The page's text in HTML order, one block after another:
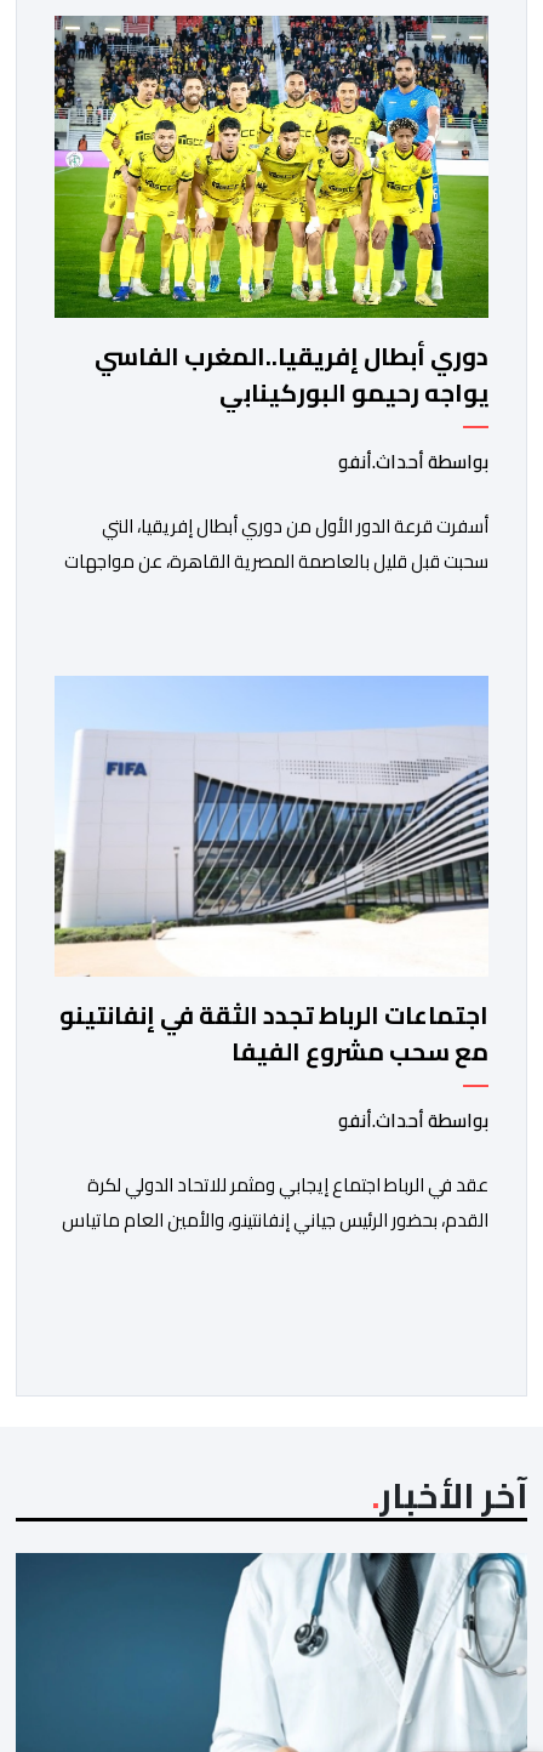
ووسط القارة. ​وسيكون نادي الرجاء الرياضي على موعد مع
مواجهة المتأهل من المباراة التي تجمع بين إيل كانيمي
واريورز النيجيري ونادي أوديب ممثل […]
دوري أبطال إفريقيا..المغرب الفاسي
يواجه رحيمو البوركينابي
بواسطة أحداث.أنفو
أسفرت قرعة الدور الأول من دوري أبطال إفريقيا، التي
سحبت قبل قليل بالعاصمة المصرية القاهرة، عن مواجهات
نهضة بركان على موعد في هذا الدور مع الفائز من المباراة
الغامبي، حيث يطمح الفريق […]
اجتماعات الرباط تجدد الثقة في إنفانتينو
مع سحب مشروع الفيفا
بواسطة أحداث.أنفو
عقد في الرباط اجتماع إيجابي ومثمر للاتحاد الدولي لكرة
القدم، بحضور الرئيس جياني إنفانتينو، والأمين العام ماتياس
المسؤول الوحيد المباشر والمنتخب من قِبل 211 اتحادا […]
آخر الأخبار